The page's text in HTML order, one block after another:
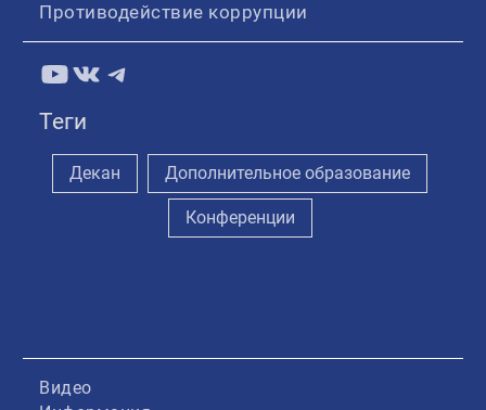
Противодействие коррупции
YouTube
ВКонтакте
Telegram
Теги
Декан Дополнительное образование
Конференции
Видео